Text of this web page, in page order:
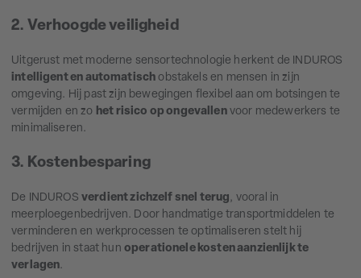
2. Verhoogde veiligheid
Uitgerust met moderne sensortechnologie herkent de INDUROS
intelligent en automatisch obstakels en mensen in zijn
omgeving. Hij past zijn bewegingen flexibel aan om botsingen te
vermijden en zo het risico op ongevallenvoor medewerkers te
minimaliseren.
3. Kostenbesparing
De INDUROS verdient zichzelf snel terug, vooral in
meerploegenbedrijven. Door handmatige transportmiddelen te
verminderen en werkprocessen te optimaliseren stelt hij
bedrijven in staat hun operationele kosten aanzienlijk te
verlagen.